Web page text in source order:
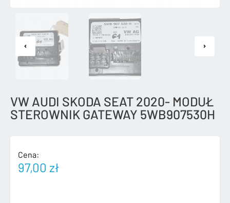
VW AUDI SKODA SEAT 2020- MODUŁ
STEROWNIK GATEWAY 5WB907530H
Cena:
97,00 zł